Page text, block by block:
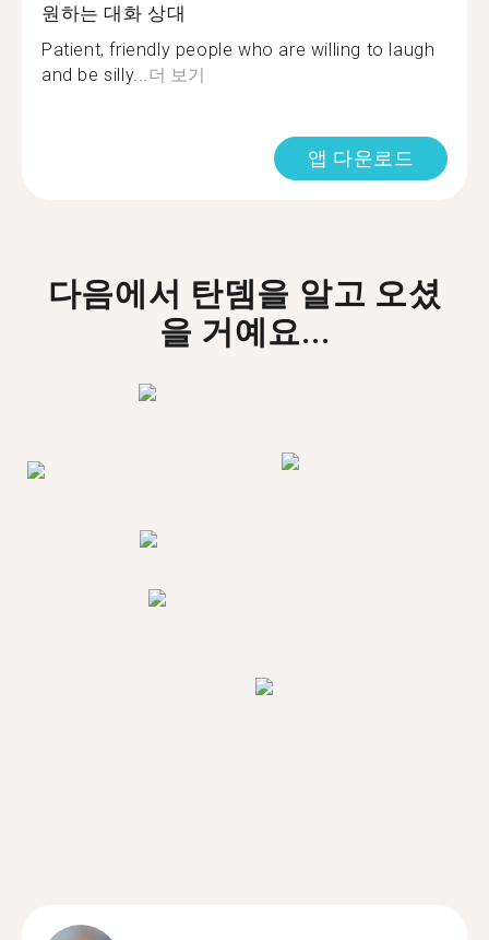
원하는 대화 상대
Patient, friendly people who are willing to laugh
and be silly...더 보기
앱 다운로드
다음에서 탄뎀을 알고 오셨
을 거예요...